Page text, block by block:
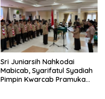
Sri Juniarsih Nahkodai
Mabicab, Syarifatul Syadiah
Pimpin Kwarcab Pramuka